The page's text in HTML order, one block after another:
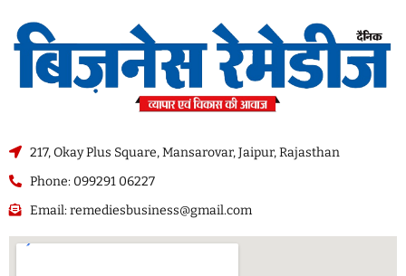
217, Okay Plus Square, Mansarovar, Jaipur, Rajasthan
Phone: 099291 06227
Email: remediesbusiness@gmail.com